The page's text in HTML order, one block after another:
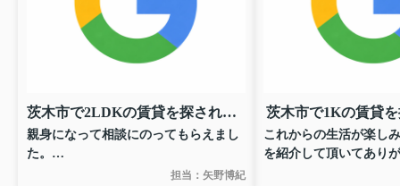
茨木市で2LDKの賃貸を探されたN様
親身になって相談にのってもらえまし
た。
担当：矢野博紀
茨木市で1Kの賃貸
これからの生活が楽し
を紹介して頂いてあり